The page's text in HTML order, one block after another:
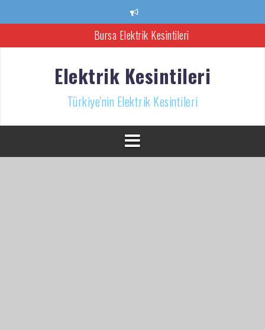
Bursa Elektrik Kesintileri
Türkiye’nin Elektrik Kesintileri Haber Kaynağı
İzmir Elektrik Kesintisi
Elektrik Kesintileri
Türkiye'nin Elektrik Kesintileri